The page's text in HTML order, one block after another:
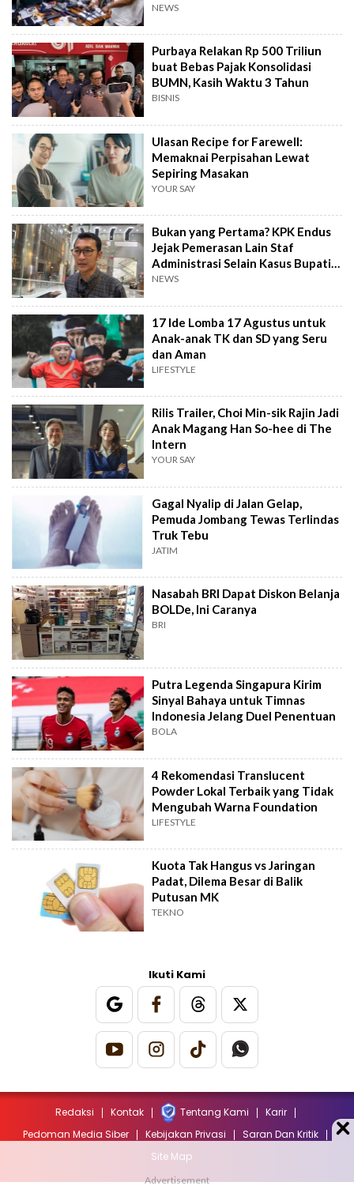
NEWS
Purbaya Relakan Rp 500 Triliun
buat Bebas Pajak Konsolidasi
BUMN, Kasih Waktu 3 Tahun
BISNIS
Ulasan Recipe for Farewell:
Memaknai Perpisahan Lewat
Sepiring Masakan
YOUR SAY
Bukan yang Pertama? KPK Endus
Jejak Pemerasan Lain Staf
Administrasi Selain Kasus Bupati
Pemalang
NEWS
17 Ide Lomba 17 Agustus untuk
Anak-anak TK dan SD yang Seru
dan Aman
LIFESTYLE
Rilis Trailer, Choi Min-sik Rajin Jadi
Anak Magang Han So-hee di The
Intern
YOUR SAY
Gagal Nyalip di Jalan Gelap,
Pemuda Jombang Tewas Terlindas
Truk Tebu
JATIM
Nasabah BRI Dapat Diskon Belanja
BOLDe, Ini Caranya
BRI
Putra Legenda Singapura Kirim
Sinyal Bahaya untuk Timnas
Indonesia Jelang Duel Penentuan
BOLA
4 Rekomendasi Translucent
Powder Lokal Terbaik yang Tidak
Mengubah Warna Foundation
LIFESTYLE
Kuota Tak Hangus vs Jaringan
Padat, Dilema Besar di Balik
Putusan MK
TEKNO
Ikuti Kami
Redaksi Kontak Tentang Kami
Karir
Pedoman Media Siber
Kebijakan Privasi
Saran Dan Kritik
Site Map